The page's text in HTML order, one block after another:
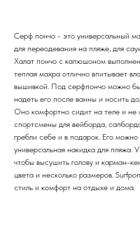
Серф пончо - это универсальный
для переодевания на пляже, для
Халат пончо с капюшоном
теплая махра отлично впитывает
вышивкой. Под серфпончо можно
надеть его после ванны и носить
Оно комфортно сидит на теле и не
спортсмены для вейборда,
гребли себе и в подарок. Его
универсальная накидка для пляжа.
чтобы высушить голову и карман-
цвета и несколько размеров.
стиль и комфорт на отдыхе и дома.